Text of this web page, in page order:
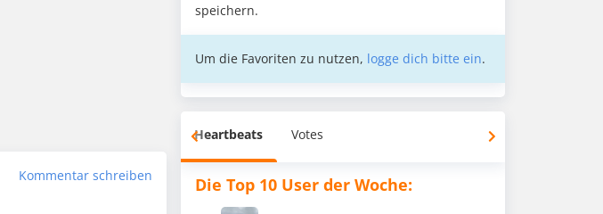
Kommentar schreiben
speichern.
Um die Favoriten zu nutzen, logge dich bitte ein.
Heartbeats Votes
Die Top 10 User der Woche: